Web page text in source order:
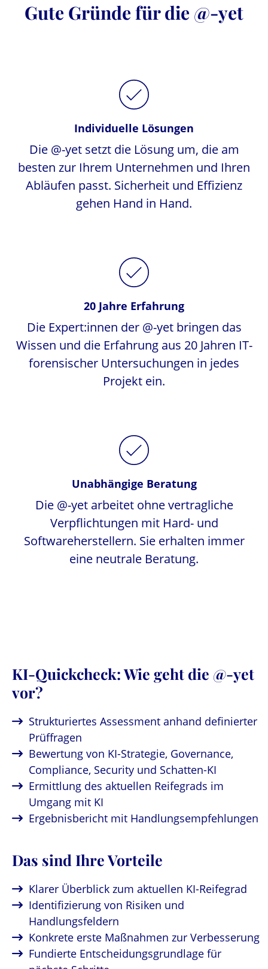
Gute Gründe für die @-yet
Individuelle Lösungen
Die @-yet setzt die Lösung um, die am
besten zur Ihrem Unternehmen und Ihren
Abläufen passt. Sicherheit und Effizienz
gehen Hand in Hand.
20 Jahre Erfahrung
Die Expert:innen der @-yet bringen das
Wissen und die Erfahrung aus 20 Jahren IT-
forensischer Untersuchungen in jedes
Projekt ein.
Unabhängige Beratung
Die @-yet arbeitet ohne vertragliche
Verpflichtungen mit Hard- und
Softwareherstellern. Sie erhalten immer
eine neutrale Beratung.
KI-Quickcheck: Wie geht die @-yet
vor?
Strukturiertes Assessment anhand definierter
Prüffragen
Bewertung von KI-Strategie, Governance,
Compliance, Security und Schatten-KI
Ermittlung des aktuellen Reifegrads im
Umgang mit KI
Ergebnisbericht mit Handlungsempfehlungen
Das sind Ihre Vorteile
Klarer Überblick zum aktuellen KI-Reifegrad
Identifizierung von Risiken und
Handlungsfeldern
Konkrete erste Maßnahmen zur Verbesserung
Fundierte Entscheidungsgrundlage für